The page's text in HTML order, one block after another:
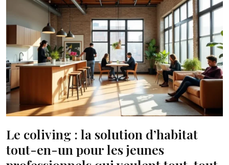
Le coliving : la solution d’habitat
tout-en-un pour les jeunes